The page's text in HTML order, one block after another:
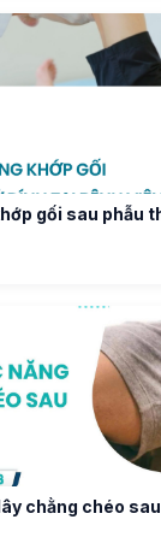
gối sau phẫu
chằng chéo sau